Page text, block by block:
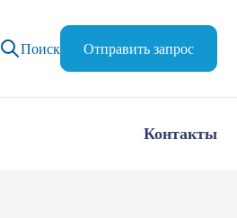
Поиск Отправить запрос
Контакты